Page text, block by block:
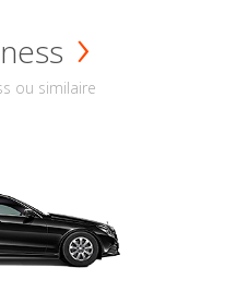
ou similaire